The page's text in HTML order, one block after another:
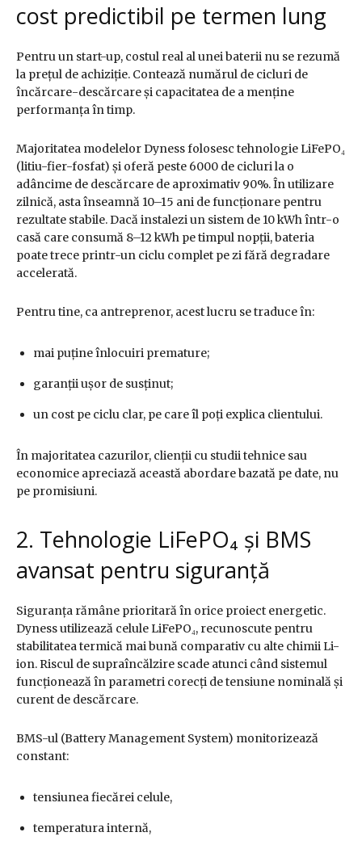
cost predictibil pe termen lung
Pentru un start-up, costul real al unei baterii nu se rezumă
la prețul de achiziție. Contează numărul de cicluri de
încărcare-descărcare și capacitatea de a menține
performanța în timp.
Majoritatea modelelor Dyness folosesc tehnologie LiFePO₄
(litiu-fier-fosfat) și oferă peste 6000 de cicluri la o
adâncime de descărcare de aproximativ 90%. În utilizare
zilnică, asta înseamnă 10–15 ani de funcționare pentru
rezultate stabile. Dacă instalezi un sistem de 10 kWh într-o
casă care consumă 8–12 kWh pe timpul nopții, bateria
poate trece printr-un ciclu complet pe zi fără degradare
accelerată.
Pentru tine, ca antreprenor, acest lucru se traduce în:
mai puține înlocuiri premature;
garanții ușor de susținut;
un cost pe ciclu clar, pe care îl poți explica clientului.
În majoritatea cazurilor, clienții cu studii tehnice sau
economice apreciază această abordare bazată pe date, nu
pe promisiuni.
2. Tehnologie LiFePO₄ și BMS
avansat pentru siguranță
Siguranța rămâne prioritară în orice proiect energetic.
Dyness utilizează celule LiFePO₄, recunoscute pentru
stabilitatea termică mai bună comparativ cu alte chimii Li-
ion. Riscul de supraîncălzire scade atunci când sistemul
funcționează în parametri corecți de tensiune nominală și
curent de descărcare.
BMS-ul (Battery Management System) monitorizează
constant:
tensiunea fiecărei celule,
temperatura internă,